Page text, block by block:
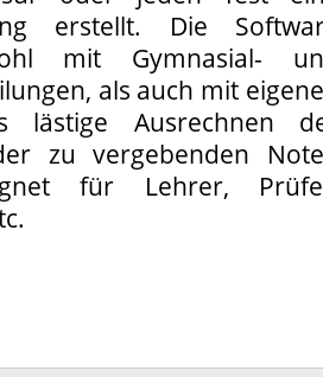
erstellt. Die
mit Gymnasial-
als auch mit
lästige Ausrechnen
zu vergebenden
für Lehrer,